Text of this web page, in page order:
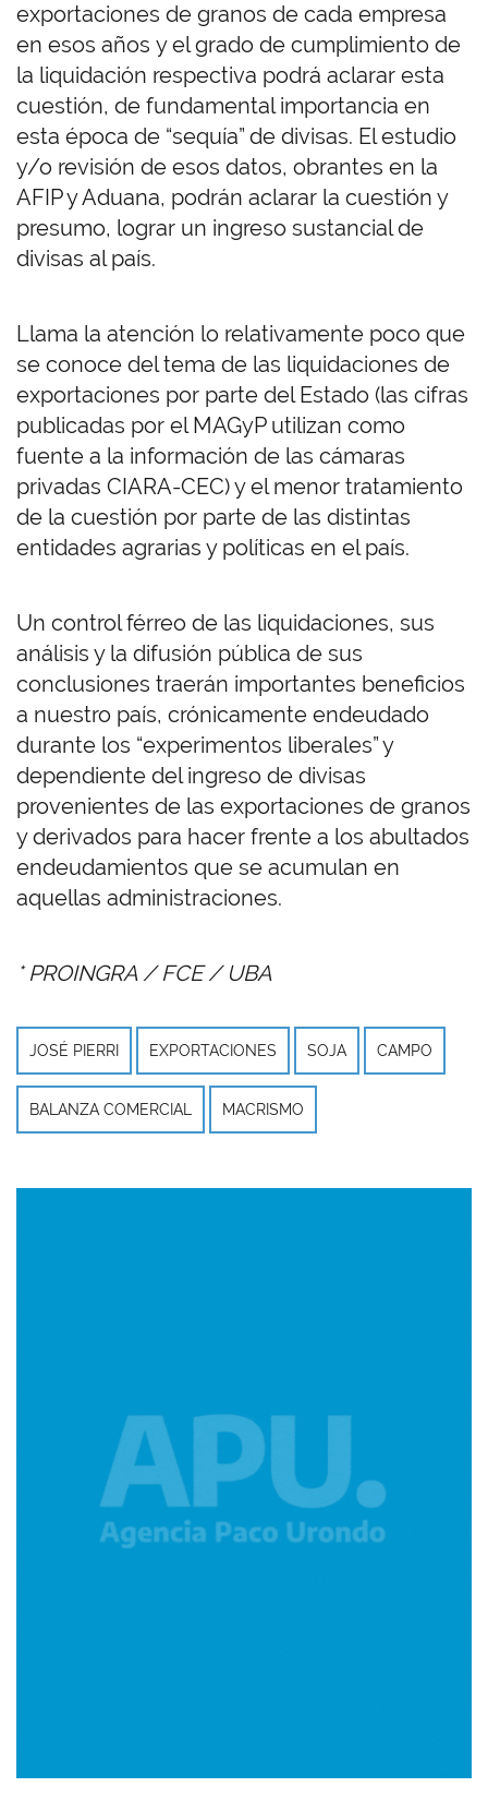
exportaciones de granos de cada empresa
en esos años y el grado de cumplimiento de
la liquidación respectiva podrá aclarar esta
cuestión, de fundamental importancia en
esta época de “sequía” de divisas. El estudio
y/o revisión de esos datos, obrantes en la
AFIP y Aduana, podrán aclarar la cuestión y
presumo, lograr un ingreso sustancial de
divisas al país.
Llama la atención lo relativamente poco que
se conoce del tema de las liquidaciones de
exportaciones por parte del Estado (las cifras
publicadas por el MAGyP utilizan como
fuente a la información de las cámaras
privadas CIARA-CEC) y el menor tratamiento
de la cuestión por parte de las distintas
entidades agrarias y políticas en el país.
Un control férreo de las liquidaciones, sus
análisis y la difusión pública de sus
conclusiones traerán importantes beneficios
a nuestro país, crónicamente endeudado
durante los “experimentos liberales” y
dependiente del ingreso de divisas
provenientes de las exportaciones de granos
y derivados para hacer frente a los abultados
endeudamientos que se acumulan en
aquellas administraciones.
* PROINGRA / FCE / UBA
JOSÉ PIERRI EXPORTACIONES SOJA CAMPO
BALANZA COMERCIAL MACRISMO